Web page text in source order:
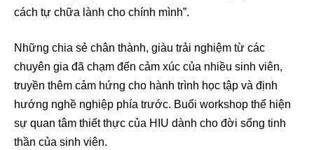
cách tự chữa lành cho chính mình”.
Những chia sẻ chân thành, giàu trải nghiệm từ các
chuyên gia đã chạm đến cảm xúc của nhiều sinh viên,
truyền thêm cảm hứng cho hành trình học tập và định
hướng nghề nghiệp phía trước. Buổi workshop thể hiện
sự quan tâm thiết thực của HIU dành cho đời sống tinh
thần của sinh viên.